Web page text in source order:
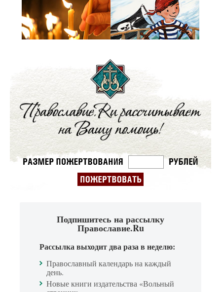
Подпишитесь на рассылку
Православие.Ru
Рассылка выходит два раза в неделю:
Православный календарь на каждый
день.
Новые книги издательства «Вольный